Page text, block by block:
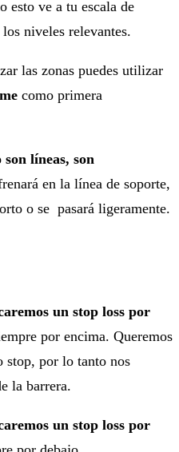
esto ve a tu escala de
niveles relevantes.
las zonas puedes utilizar
como primera
líneas, son
en la línea de soporte,
o se pasará ligeramente.
un stop loss por
por encima. Queremos
stop, por lo tanto nos
la barrera.
un stop loss por